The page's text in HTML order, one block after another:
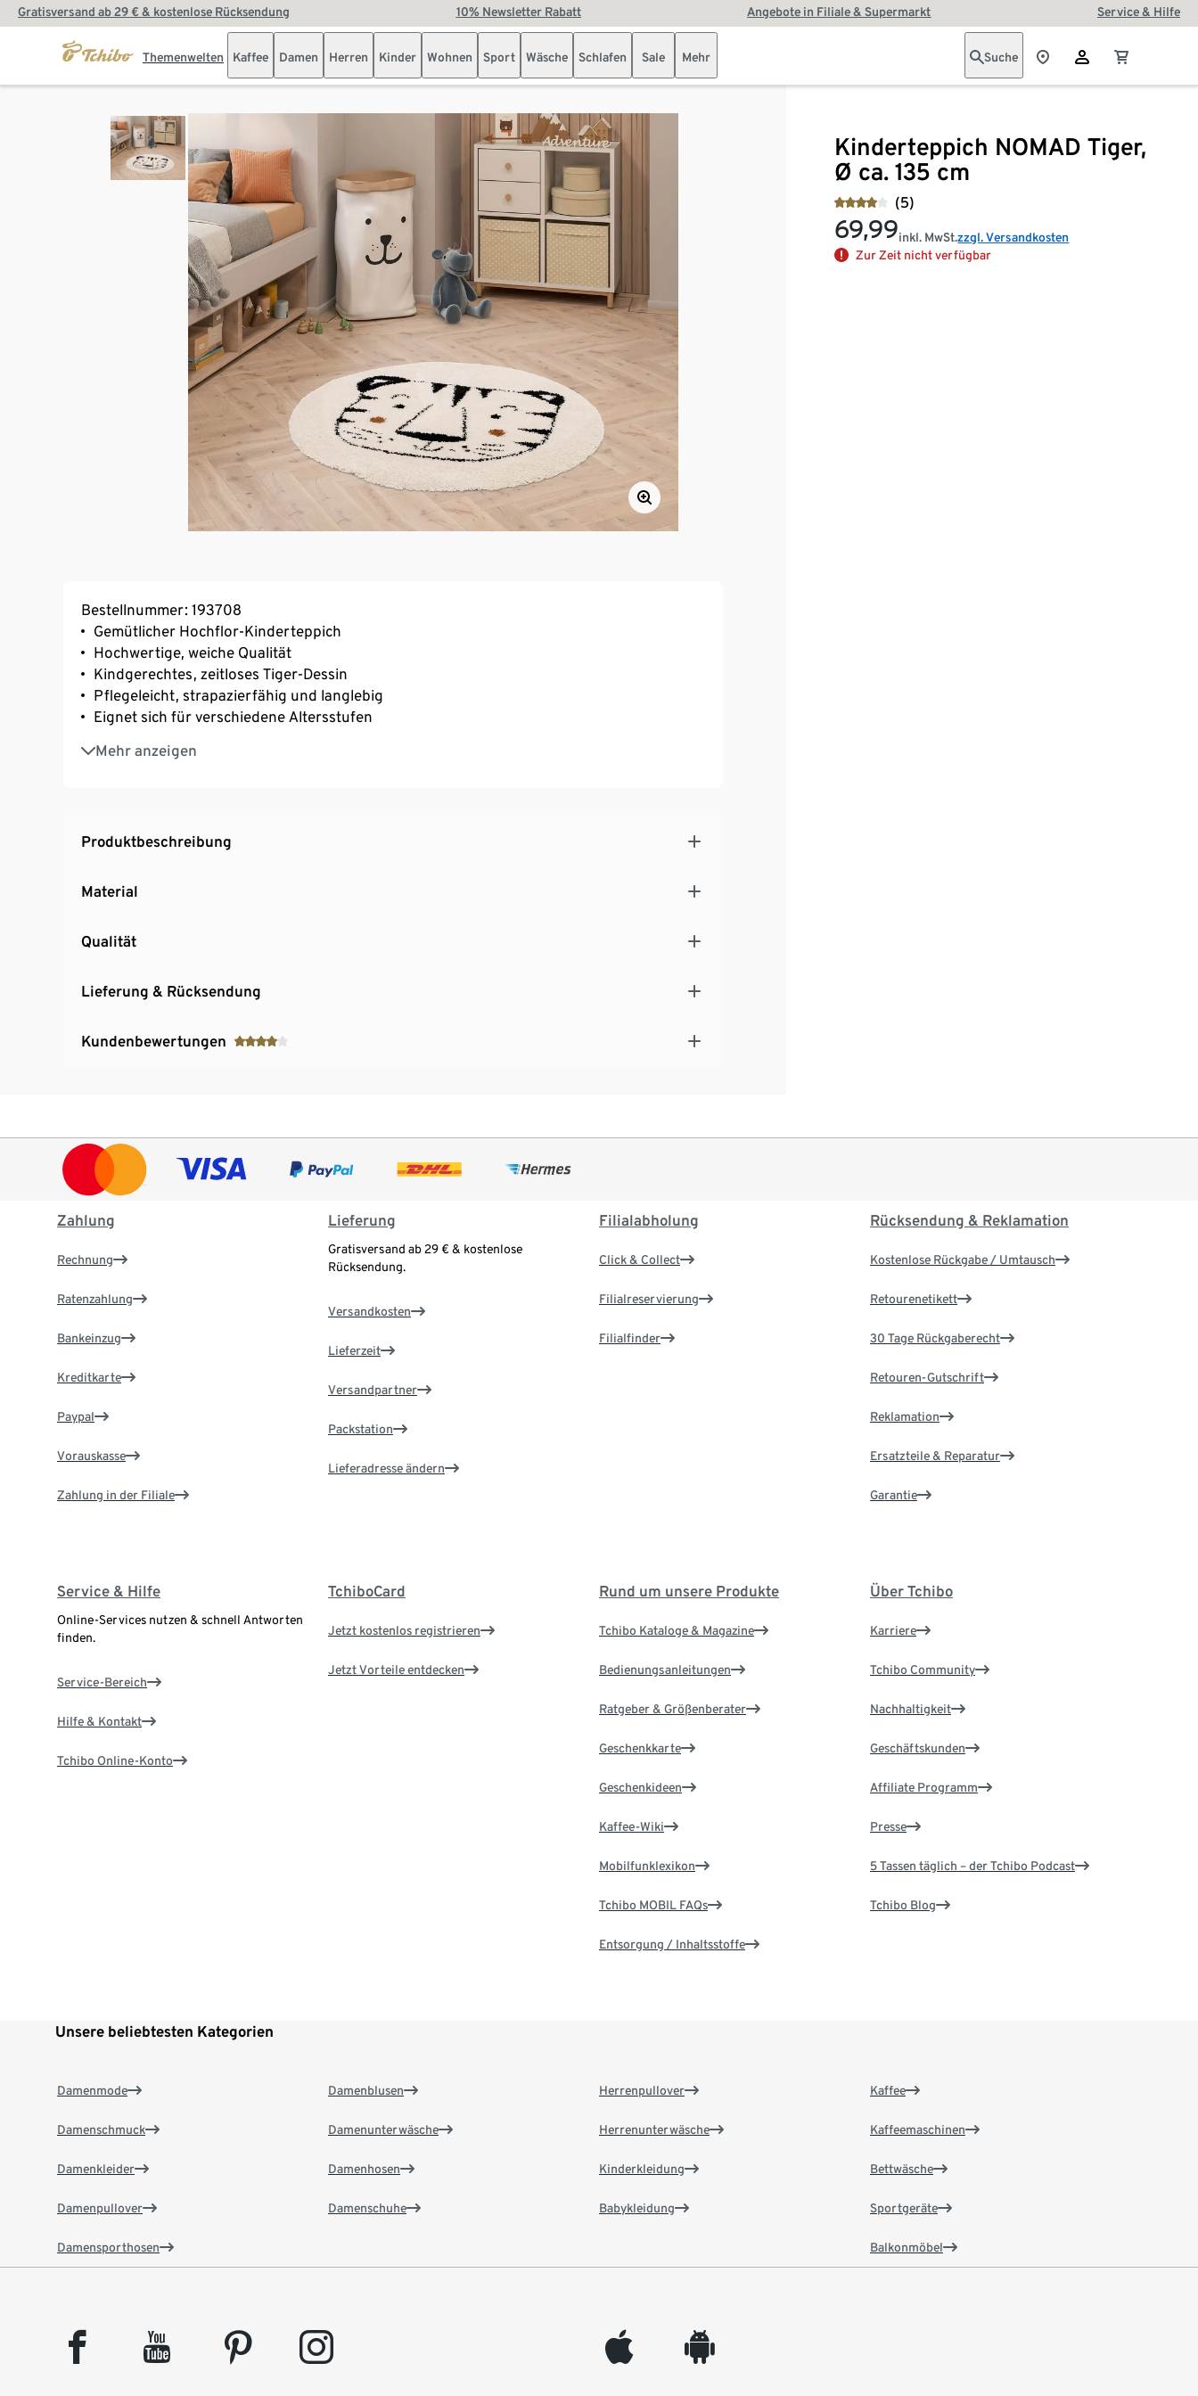
Gratisversand ab 29 € & kostenlose Rücksendung 10% Newsletter Rabatt Angebote in Filiale & Supermarkt Service & Hilfe
Themenwelten Kaffee Damen Herren Kinder Wohnen Sport Wäsche Schlafen Sale Mehr Suche
Kinderteppich NOMAD Tiger,
Ø ca. 135 cm
(5)
69,99inkl. MwSt.zzgl. Versandkosten
Zur Zeit nicht verfügbar
Bestellnummer: 193708
Gemütlicher Hochflor-Kinderteppich
Hochwertige, weiche Qualität
Kindgerechtes, zeitloses Tiger-Dessin
Pflegeleicht, strapazierfähig und langlebig
Eignet sich für verschiedene Altersstufen
Mehr anzeigen
Öko-Tex Standard 100 zertifiziert
Produktbeschreibung
Material
Qualität
Lieferung & Rücksendung
Kundenbewertungen
Zahlung
Rechnung
Ratenzahlung
Bankeinzug
Kreditkarte
Paypal
Vorauskasse
Zahlung in der Filiale
Lieferung
Gratisversand ab 29 € & kostenlose
Rücksendung.
Versandkosten
Lieferzeit
Versandpartner
Packstation
Lieferadresse ändern
Filialabholung
Click & Collect
Filialreservierung
Filialfinder
Rücksendung & Reklamation
Kostenlose Rückgabe / Umtausch
Retourenetikett
30 Tage Rückgaberecht
Retouren-Gutschrift
Reklamation
Ersatzteile & Reparatur
Garantie
Service & Hilfe
Online-Services nutzen & schnell Antworten
finden.
Service-Bereich
Hilfe & Kontakt
Tchibo Online-Konto
TchiboCard
Jetzt kostenlos registrieren
Jetzt Vorteile entdecken
Rund um unsere Produkte
Tchibo Kataloge & Magazine
Bedienungsanleitungen
Ratgeber & Größenberater
Geschenkkarte
Geschenkideen
Kaffee-Wiki
Mobilfunklexikon
Tchibo MOBIL FAQs
Entsorgung / Inhaltsstoffe
Über Tchibo
Karriere
Tchibo Community
Nachhaltigkeit
Geschäftskunden
Affiliate Programm
Presse
5 Tassen täglich – der Tchibo Podcast
Tchibo Blog
Unsere beliebtesten Kategorien
Damenmode
Damenschmuck
Damenkleider
Damenpullover
Damensporthosen
Damenblusen
Damenunterwäsche
Damenhosen
Damenschuhe
Herrenpullover
Herrenunterwäsche
Kinderkleidung
Babykleidung
Kaffee
Kaffeemaschinen
Bettwäsche
Sportgeräte
Balkonmöbel
facebook youtube pinterest instagram appleinc android